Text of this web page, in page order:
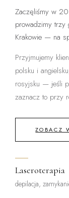
Zaczęliśmy w
prowadzimy
Krakowie — na
Przyjmujemy
polsku i
rosyjsku — jeśli
zaznacz to przy
ZOBACZ
Laseroterapia
depilacja,